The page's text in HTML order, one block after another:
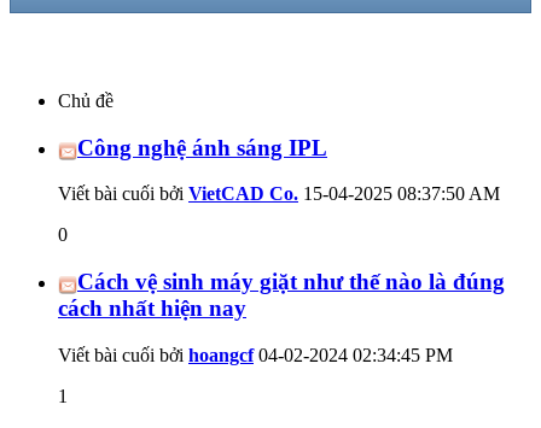
Chủ đề
Công nghệ ánh sáng IPL
Viết bài cuối bởi VietCAD Co. 15-04-2025 08:37:50 AM
0
Cách vệ sinh máy giặt như thế nào là đúng
cách nhất hiện nay
Viết bài cuối bởi hoangcf04-02-2024 02:34:45 PM
1